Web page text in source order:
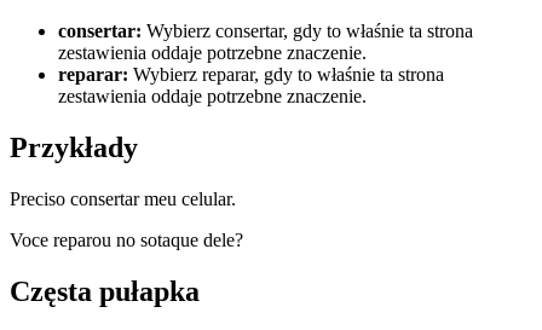
consertar: Wybierz consertar, gdy to właśnie ta strona
zestawienia oddaje potrzebne znaczenie.
reparar: Wybierz reparar, gdy to właśnie ta strona
zestawienia oddaje potrzebne znaczenie.
Przykłady
Preciso consertar meu celular.
Voce reparou no sotaque dele?
Częsta pułapka